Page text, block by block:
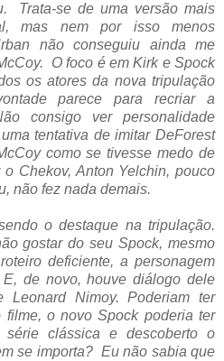
Trata-se de uma versão mais
mas nem por isso menos
não conseguiu ainda me
O foco é em Kirk e Spock
os atores da nova tripulação
parece para recriar a
consigo ver personalidade
tentativa de imitar DeForest
como se tivesse medo de
Chekov, Anton Yelchin, pouco
não fez nada demais.
o destaque na tripulação.
gostar do seu Spock, mesmo
deficiente, a personagem
de novo, houve diálogo dele
Nimoy. Poderiam ter
o novo Spock poderia ter
clássica e descoberto o
se importa? Eu não sabia que